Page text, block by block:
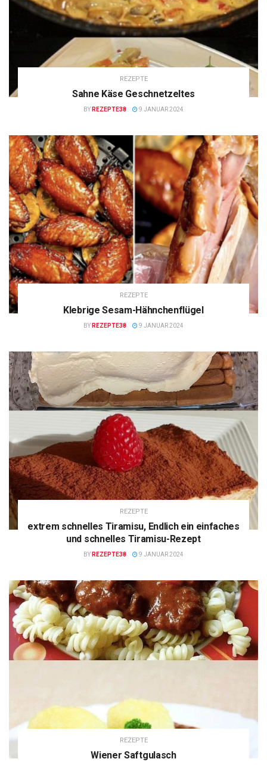
REZEPTE
Sahne Käse Geschnetzeltes
BY REZEPTE38 9 JANUAR 2024
REZEPTE
Klebrige Sesam-Hähnchenflügel
BY REZEPTE38 9 JANUAR 2024
REZEPTE
extrem schnelles Tiramisu, Endlich ein einfaches
und schnelles Tiramisu-Rezept
BY REZEPTE38 9 JANUAR 2024
REZEPTE
Wiener Saftgulasch